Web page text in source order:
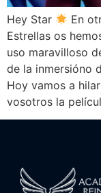
Hey Star
En
Estrellas os
uso maravilloso
de la inmersióno
Hoy vamos a
vosotros la